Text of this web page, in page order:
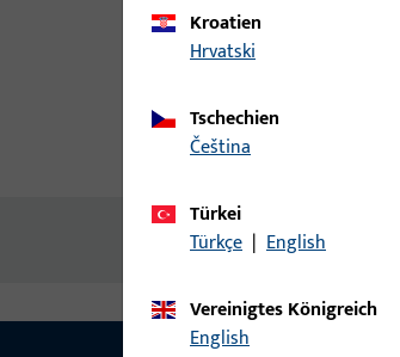
Produktbeschreibung
Keine Inhalte vorhanden
Kroatien
Hrvatski
Tschechien
čeština
Türkei
Türkçe | English
Vereinigtes Königreich
English